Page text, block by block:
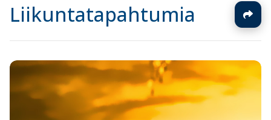
Liikuntatapahtumia